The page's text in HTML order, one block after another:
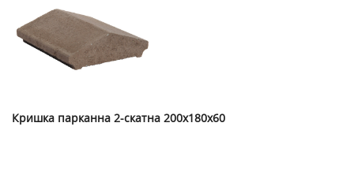
Кришка парканна 2-скатна 200х180х60